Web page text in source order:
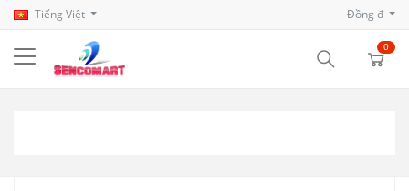
Tiếng Việt Đồng đ
0